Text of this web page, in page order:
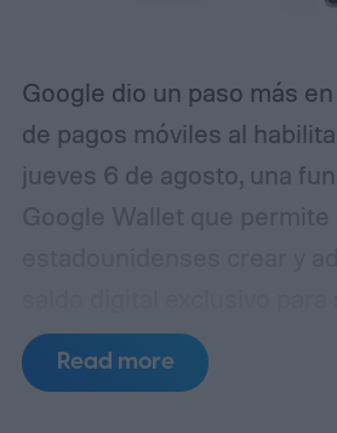
Google dio un paso más
de pagos móviles al
jueves 6 de agosto, una
Google Wallet que permite
menores de 18 años. La
antes del regreso a clases,
Read more